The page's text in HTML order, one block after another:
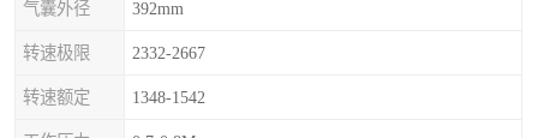
气囊外径 392mm
转速极限 2332-2667
转速额定 1348-1542